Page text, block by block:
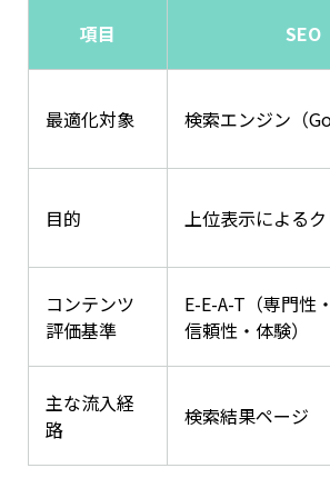
項目 SEO
最適化対象 検索エンジン（
目的 上位表示による
コンテンツ
評価基準
E-E-A-T（専門性
信頼性・体験）
主な流入経
路
検索結果ページ